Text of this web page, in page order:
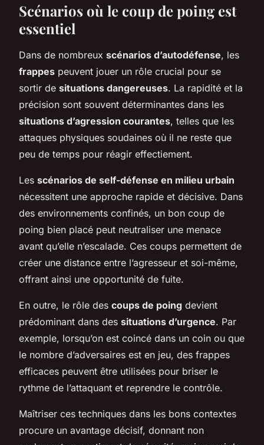
Scénarios où le coup de poing est
essentiel
Dans de nombreux scénarios d’autodéfense, les
frappes peuvent jouer un rôle crucial pour se
sortir de situations dangereuses. La rapidité et la
précision sont souvent déterminantes dans les
situations d’agression courantes, telles que les
attaques physiques soudaines où il ne reste que
peu de temps pour réagir effectiement.
Les scénarios de self-défense en milieu urbain
nécessitent une approche rapide et décisive. Dans
des environnements confinés, un bon coup de
poing bien placé peut neutraliser une menace
avant qu’elle n’escalade. Ces coups permettent de
créer une distance entre l’agresseur et soi-même,
offrant ainsi une opportunité de fuite.
En outre, le rôle des coups de poing devient
prédominant dans des situations d’urgence. Par
exemple, lorsqu’on est coincé dans un coin ou que
le nombre d’adversaires est en jeu, des frappes
efficaces peuvent être utilisées pour briser le
rythme de l’attaquant et reprendre le contrôle.
Maîtriser ces techniques dans les bons contextes
procure un avantage décisif, donnant non